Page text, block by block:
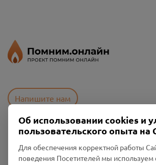
Напишите нам
Политика конфиденциальности
Промо-материалы
Об использовании cookies и
пользовательского опыта на
Для обеспечения корректной работы
поведения Посетителей мы используем